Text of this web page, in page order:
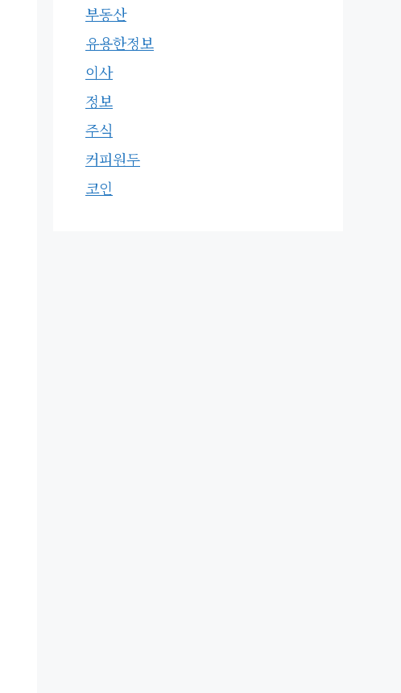
부동산
유용한정보
이사
정보
주식
커피원두
코인